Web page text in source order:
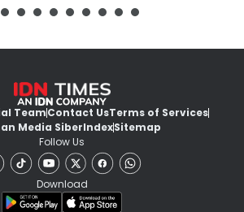
TeamContact UsTerms of Services
Media SiberIndexSitemap
Follow Us
Download